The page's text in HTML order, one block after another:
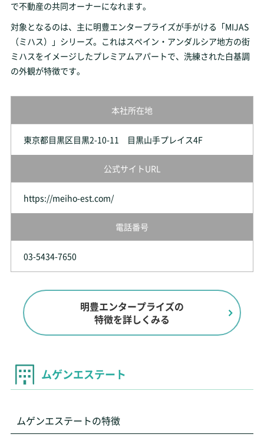
で不動産の共同オーナーになれます。
対象となるのは、主に明豊エンタープライズが手がける「MIJAS
（ミハス）」シリーズ。これはスペイン・アンダルシア地方の街
ミハスをイメージしたプレミアムアパートで、洗練された白基調
の外観が特徴です。
本社所在地
東京都目黒区目黒2-10-11 目黒山手プレイス4F
公式サイトURL
https://meiho-est.com/
電話番号
03-5434-7650
明豊エンタープライズの
特徴を詳しくみる
ムゲンエステート
ムゲンエステートの特徴